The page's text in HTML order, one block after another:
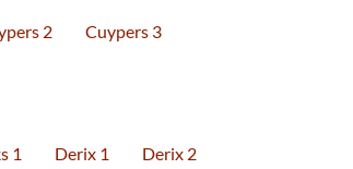
2 Cuypers 3
1 Derix 1 Derix 2